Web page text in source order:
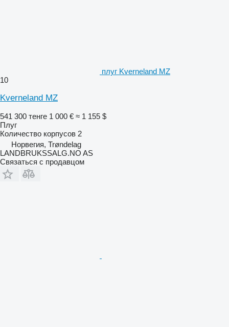
плуг Kverneland MZ
10
Kverneland MZ
541 300 тенге 1 000 € ≈ 1 155 $
Плуг
Количество корпусов 2
Норвегия, Trøndelag
LANDBRUKSSALG.NO AS
Связаться с продавцом